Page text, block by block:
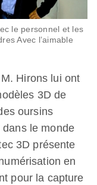
le personnel et les
Avec l’aimable
Hirons lui ont
3D de
oursins
le monde
3D présente
en
pour la capture